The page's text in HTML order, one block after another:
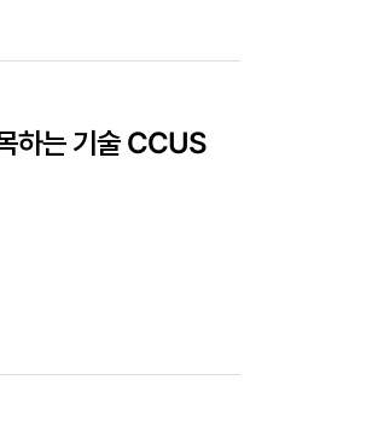
하는 기술 CCUS